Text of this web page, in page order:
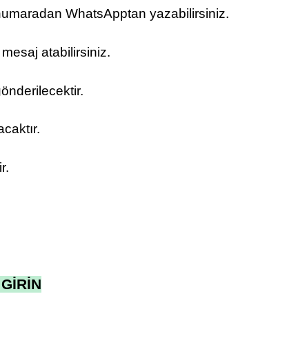
WhatsApptan yazabilirsiniz.
atabilirsiniz.